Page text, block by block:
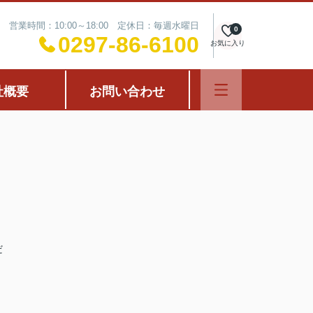
営業時間：10:00～18:00 定休日：毎週水曜日
0297-86-6100 お気に入り
0
概要 お問い合わせ